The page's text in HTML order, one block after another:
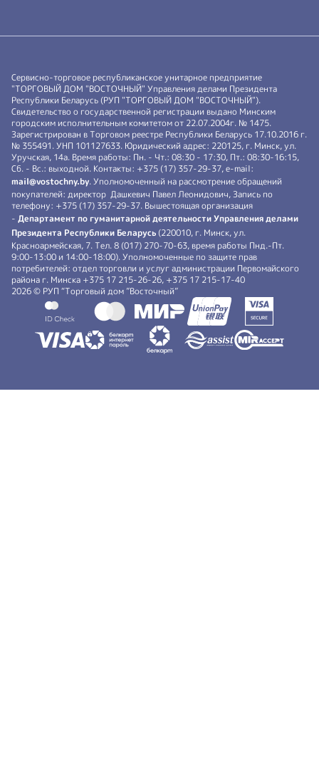
Сервисно-торговое республиканское унитарное предприятие
"ТОРГОВЫЙ ДОМ "ВОСТОЧНЫЙ" Управления делами Президента
Республики Беларусь (РУП "ТОРГОВЫЙ ДОМ "ВОСТОЧНЫЙ").
Свидетельство о государственной регистрации выдано Минским
городским исполнительным комитетом от 22.07.2004г. № 1475.
Зарегистрирован в Торговом реестре Республики Беларусь 17.10.2016 г.
№ 355491. УНП 101127633. Юридический адрес: 220125, г. Минск, ул.
Уручская, 14а. Время работы: Пн. - Чт.: 08:30 - 17:30, Пт.: 08:30-16:15,
Сб. - Вс.: выходной. Контакты: +375 (17) 357-29-37, e-mail:
mail@vostochny.by. Уполномоченный на рассмотрение обращений
покупателей: директор Дашкевич Павел Леонидович, Запись по
телефону: +375 (17) 357-29-37. Вышестоящая организация
- Департамент по гуманитарной деятельности Управления делами
Президента Республики Беларусь (220010, г. Минск, ул.
Красноармейская, 7. Тел. 8 (017) 270-70-63, время работы Пнд.-Пт.
9:00-13:00 и 14:00-18:00). Уполномоченные по защите прав
потребителей: отдел торговли и услуг администрации Первомайского
района г. Минска +375 17 215-26-26, +375 17 215-17-40
2026 © РУП “Торговый дом ”Восточный”